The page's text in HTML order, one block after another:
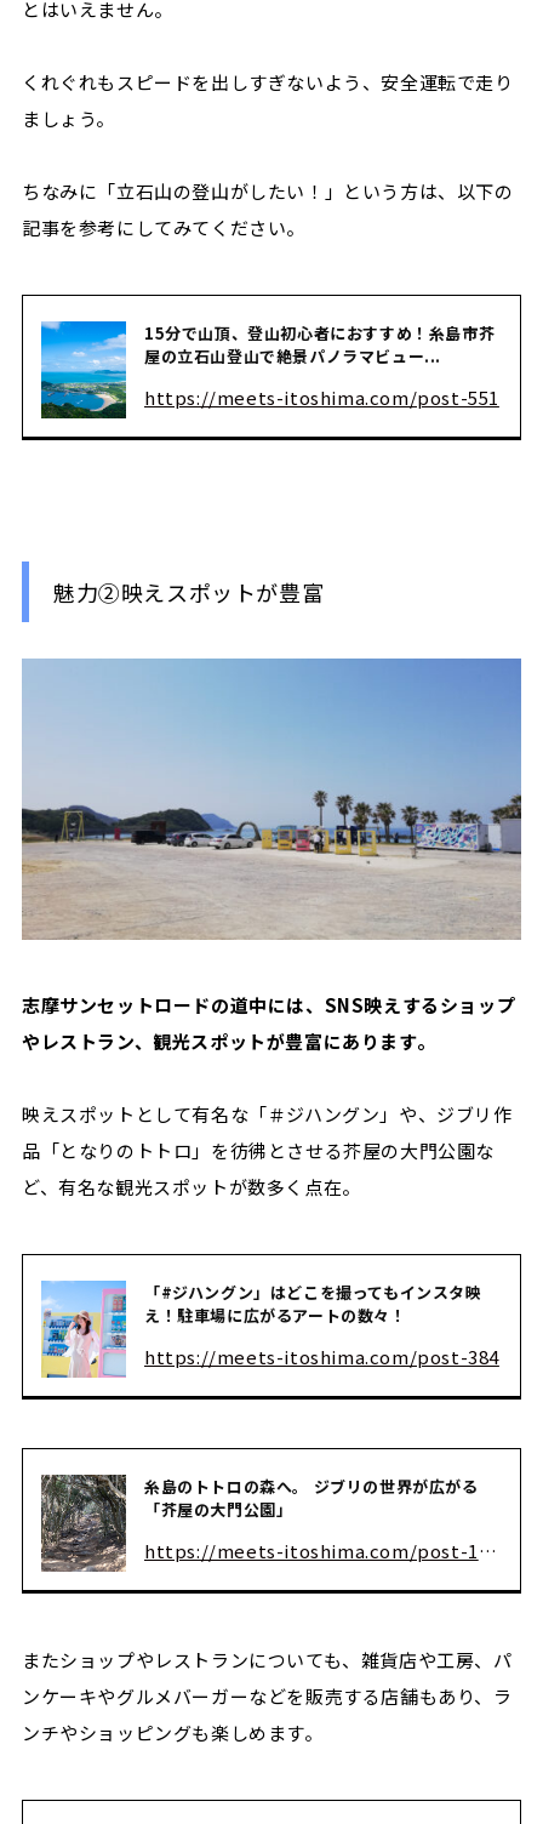
とはいえません。
くれぐれもスピードを出しすぎないよう、安全運転で走り
ましょう。
ちなみに「立石山の登山がしたい！」という方は、以下の
記事を参考にしてみてください。
15分で山頂、登山初心者におすすめ！糸島市芥
屋の立石山登山で絶景パノラマビュー...
https://meets-itoshima.com/post-551
魅力②映えスポットが豊富
志摩サンセットロードの道中には、SNS映えするショップ
やレストラン、観光スポットが豊富にあります。
映えスポットとして有名な「＃ジハングン」や、ジブリ作
品「となりのトトロ」を彷彿とさせる芥屋の大門公園な
ど、有名な観光スポットが数多く点在。
「#ジハングン」はどこを撮ってもインスタ映
え！駐車場に広がるアートの数々！
https://meets-itoshima.com/post-384
糸島のトトロの森へ。 ジブリの世界が広がる
「芥屋の大門公園」
https://meets-itoshima.com/post-1318
またショップやレストランについても、雑貨店や工房、パ
ンケーキやグルメバーガーなどを販売する店舗もあり、ラ
ンチやショッピングも楽しめます。